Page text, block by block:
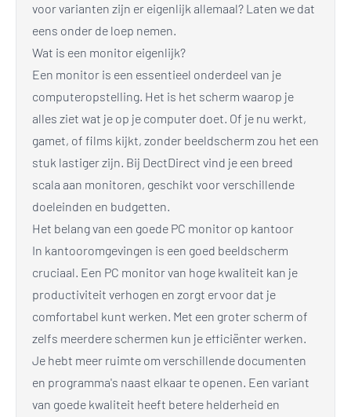
voor varianten zijn er eigenlijk allemaal? Laten we dat
eens onder de loep nemen.
Wat is een monitor eigenlijk?
Een monitor is een essentieel onderdeel van je
computeropstelling. Het is het scherm waarop je
alles ziet wat je op je computer doet. Of je nu werkt,
gamet, of films kijkt, zonder beeldscherm zou het een
stuk lastiger zijn. Bij DectDirect vind je een breed
scala aan monitoren, geschikt voor verschillende
doeleinden en budgetten.
Het belang van een goede PC monitor op kantoor
In kantooromgevingen is een goed beeldscherm
cruciaal. Een PC monitor van hoge kwaliteit kan je
productiviteit verhogen en zorgt ervoor dat je
comfortabel kunt werken. Met een groter scherm of
zelfs meerdere schermen kun je efficiënter werken.
Je hebt meer ruimte om verschillende documenten
en programma's naast elkaar te openen. Een variant
van goede kwaliteit heeft betere helderheid en